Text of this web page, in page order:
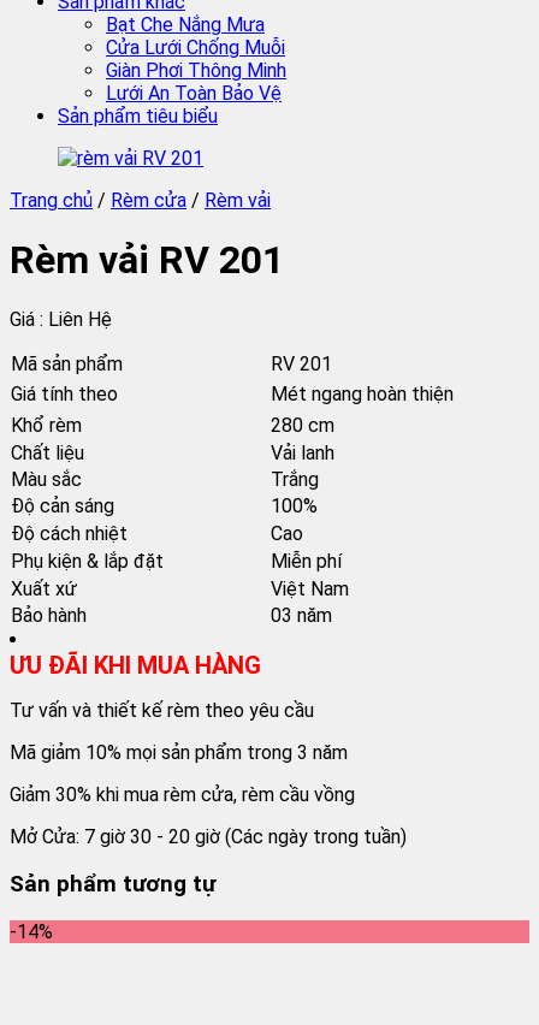
Bạt Che Nắng Mưa
Cửa Lưới Chống Muỗi
Giàn Phơi Thông Minh
Lưới An Toàn Bảo Vệ
Sản phẩm tiêu biểu
Trang chủ / Rèm cửa / Rèm vải
Rèm vải RV 201
Giá : Liên Hệ
Mã sản phẩm
RV 201
Giá tính theo
Mét ngang hoàn thiện
Khổ rèm
280 cm
Chất liệu
Vải lanh
Màu sắc
Trắng
Độ cản sáng
100%
Độ cách nhiệt
Cao
Phụ kiện & lắp đặt
Miễn phí
Xuất xứ
Việt Nam
Bảo hành
03 năm
ƯU ĐÃI KHI MUA HÀNG
Tư vấn và thiết kế rèm theo yêu cầu
Mã giảm 10% mọi sản phẩm trong 3 năm
Giảm 30% khi mua rèm cửa, rèm cầu vồng
Mở Cửa: 7 giờ 30 - 20 giờ (Các ngày trong tuần)
Sản phẩm tương tự
-14%